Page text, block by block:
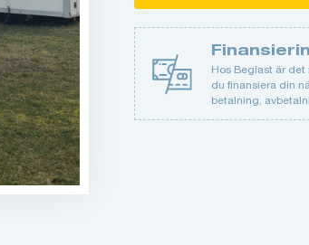
Hos Beglast är det
du finansiera din
betalning,